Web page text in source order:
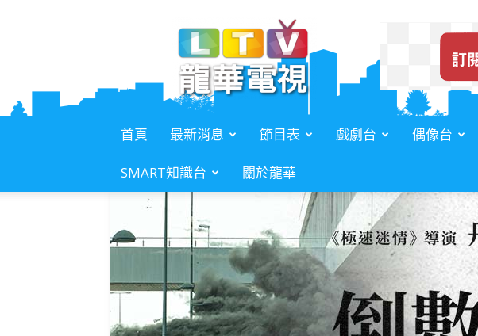
首頁 最新消息 節目表 戲劇台 偶像台
SMART知識台 關於龍華